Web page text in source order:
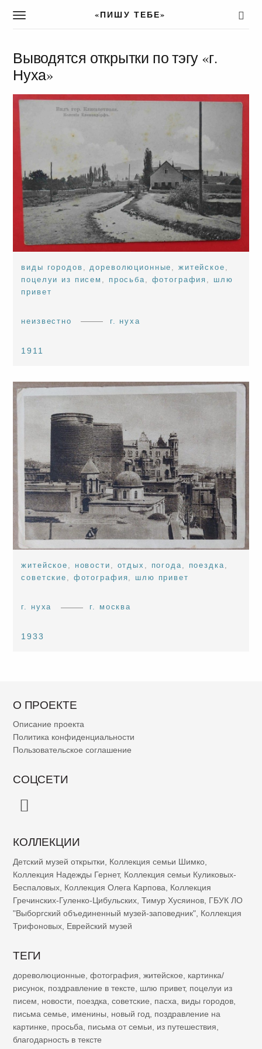
T
g
l
e
a
g
a
«ПИШУ ТЕБЕ»
Выводятся открытки по тэгу «г.
Нуха»
виды городов ,дореволюционные ,житейское ,
поцелуи из писем , просьба, фотография , шлю
привет
неизвестно г. нуха
1911
житейское , новости , отдых , погода, поездка,
советские , фотография, шлю привет
г. нуха г. москва
1933
О ПРОЕКТЕ
Описание проекта
Политика конфиденциальности
Пользовательское соглашение
СОЦСЕТИ
КОЛЛЕКЦИИ
Детский музей открытки Коллекция семьи Шимко
Коллекция Надежды Гернет, Коллекция семьи Куликовых-
Беспаловых Коллекция Олега Карпова
Коллекция
Гречинских-Гуленко-Цибульских Тимур Хусяинов ГБУК ЛО
"Выборгский объединенный музей-заповедник" Коллекция
Трифоновых Еврейский музей
ТЕГИ
дореволюционные фотография житейское
картинка/
рисунок поздравление в тексте шлю привет, поцелуи из
писем
новости поездка советские пасха виды городов
письма семье
именины новый год
поздравление на
картинке
просьба письма от семьи из путешествия
благодарность в тексте